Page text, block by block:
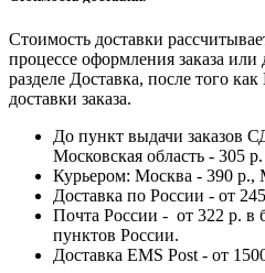
Стоимость доставки
процессе оформления заказа или
разделе Доставка, после того
доставки заказа.
До пункт выдачи заказов
Московская область - 305 р.
Курьером: Москва - 390 р.,
Доставка по России - от
Почта России - от 322 р. в
пунктов России.
Доставка EMS Post - от